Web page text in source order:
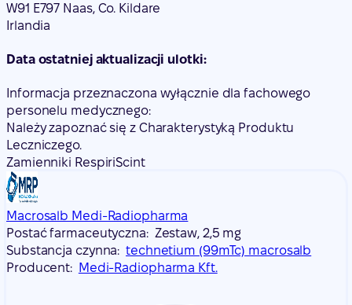
W91 E797 Naas, Co. Kildare
Irlandia
Data ostatniej aktualizacji ulotki:
Informacja przeznaczona wyłącznie dla fachowego
personelu medycznego:
Należy zapoznać się z Charakterystyką Produktu
Leczniczego.
Zamienniki RespiriScint
Macrosalb Medi-Radiopharma
Postać farmaceutyczna: Zestaw, 2,5 mg
Substancja czynna: technetium (99mTc) macrosalb
Producent: Medi-Radiopharma Kft.